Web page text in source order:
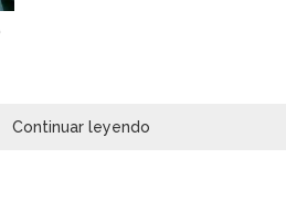
Continuar leyendo